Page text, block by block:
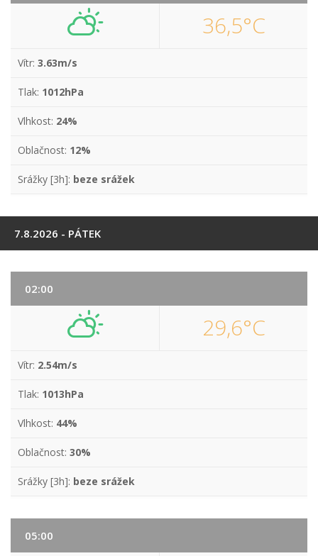
36,5°C
Vítr: 3.63m/s
Tlak: 1012hPa
Vlhkost: 24%
Oblačnost: 12%
Srážky [3h]: beze srážek
7.8.2026 - PÁTEK
02:00
29,6°C
Vítr: 2.54m/s
Tlak: 1013hPa
Vlhkost: 44%
Oblačnost: 30%
Srážky [3h]: beze srážek
05:00